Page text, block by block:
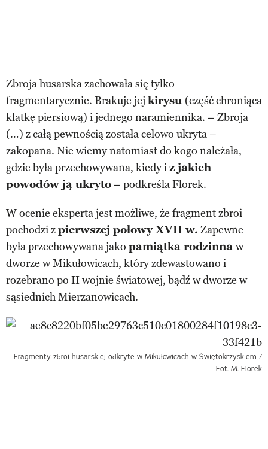
Zbroja husarska zachowała się tylko
fragmentarycznie. Brakuje jej kirysu (część chroniąca
klatkę piersiową) i jednego naramiennika. – Zbroja
(…) z całą pewnością została celowo ukryta –
zakopana. Nie wiemy natomiast do kogo należała,
gdzie była przechowywana, kiedy iz jakich
powodów ją ukryto– podkreśla Florek.
W ocenie eksperta jest możliwe, że fragment zbroi
pochodzi zpierwszej połowy XVII w. Zapewne
była przechowywana jako pamiątka rodzinna w
dworze w Mikułowicach, który zdewastowano i
rozebrano po II wojnie światowej, bądź w dworze w
sąsiednich Mierzanowicach.
Fragmenty zbroi husarskiej odkryte w Mikułowicach w Świętokrzyskiem /
Fot. M. Florek